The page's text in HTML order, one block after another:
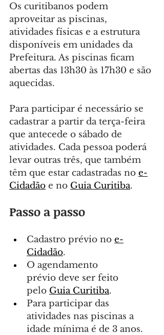
Os curitibanos podem
aproveitar as piscinas,
atividades físicas e a estrutura
disponíveis em unidades da
Prefeitura. As piscinas ficam
abertas das 13h30 às 17h30 e são
aquecidas.
Para participar é necessário se
cadastrar a partir da terça-feira
que antecede o sábado de
atividades. Cada pessoa poderá
levar outras três, que também
têm que estar cadastradas no e-
Cidadão e no Guia Curitiba.
Passo a passo
Cadastro prévio no e-
Cidadão.
O agendamento
prévio deve ser feito
pelo Guia Curitiba.
Para participar das
atividades nas piscinas a
idade mínima é de 3 anos.